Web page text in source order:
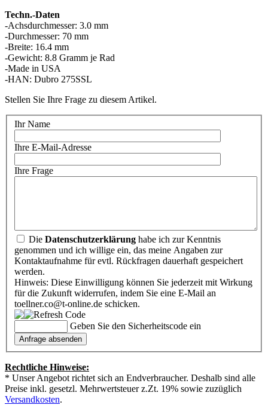
Techn.-Daten
-Achsdurchmesser: 3.0 mm
-Durchmesser: 70 mm
-Breite: 16.4 mm
-Gewicht: 8.8 Gramm je Rad
-Made in USA
-HAN: Dubro 275SSL
Stellen Sie Ihre Frage zu diesem Artikel.
Ihr Name
Ihre E-Mail-Adresse
Ihre Frage
Die Datenschutzerklärung habe ich zur Kenntnis
genommen und ich willige ein, das meine Angaben zur
Kontaktaufnahme für evtl. Rückfragen dauerhaft gespeichert
werden.
Hinweis: Diese Einwilligung können Sie jederzeit mit Wirkung
für die Zukunft widerrufen, indem Sie eine E-Mail an
toellner.co@t-online.de schicken.
Geben Sie den Sicherheitscode ein
Rechtliche Hinweise:
* Unser Angebot richtet sich an Endverbraucher. Deshalb sind alle
Preise inkl. gesetzl. Mehrwertsteuer z.Zt. 19% sowie zuzüglich
Versandkosten.